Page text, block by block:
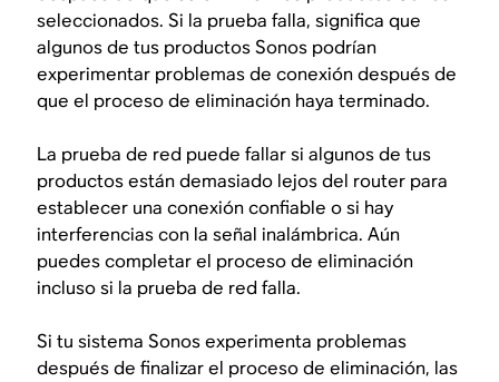
seleccionados. Si la prueba falla, significa que
algunos de tus productos Sonos podrían
experimentar problemas de conexión después de
que el proceso de eliminación haya terminado.
La prueba de red puede fallar si algunos de tus
productos están demasiado lejos del router para
establecer una conexión confiable o si hay
interferencias con la señal inalámbrica. Aún
puedes completar el proceso de eliminación
incluso si la prueba de red falla.
Si tu sistema Sonos experimenta problemas
después de finalizar el proceso de eliminación, las